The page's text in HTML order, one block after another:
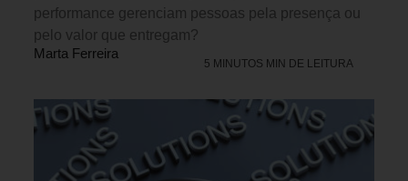
performance gerenciam pessoas pela presença ou
pelo valor que entregam?
Marta Ferreira
5 MINUTOS MIN DE LEITURA